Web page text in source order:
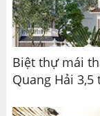
Biệt thự mái
Quang Hải 3,5